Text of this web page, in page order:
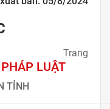
Trang
LUẬT
TỈNH